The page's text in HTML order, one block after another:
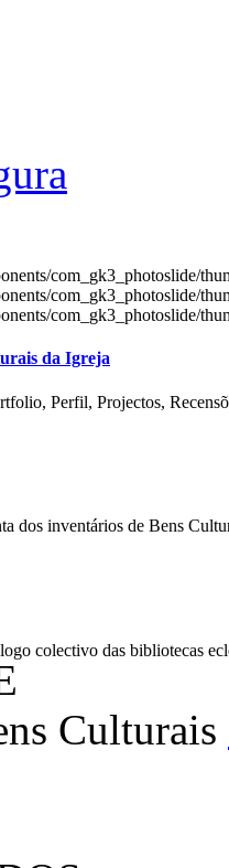
com_gk3_photoslide/
com_gk3_photoslide/
com_gk3_photoslide/
da Igreja
Perfil, Projectos,
dos inventários de Bens
colectivo das bibliotecas
Culturais